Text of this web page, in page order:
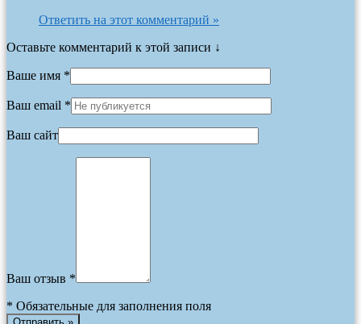
Ответить на этот комментарий »
Оставьте комментарий к этой записи ↓
Ваше имя *
Ваш email *
Ваш сайт
Ваш отзыв *
* Обязательные для заполнения поля